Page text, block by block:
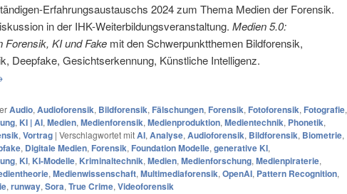
Erfahrungsaustauschs 2024 zum Thema Medien der Forensik.
in der IHK-Weiterbildungsveranstaltung. Medien 5.0:
Forensik, KI und Fake mit den Schwerpunktthemen Bildforensik,
Deepfake, Gesichtserkennung, Künstliche Intelligenz.
Audio, Audioforensik, Bildforensik, Fälschungen, Forensik, Fotoforensik, Fotografie,
, KI | AI, Medien, Medienforensik, Medienproduktion, Medientechnik, Phonetik,
, Vortrag | Verschlagwortet mitAI, Analyse, Audioforensik, Bildforensik, Biometrie,
, Digitale Medien, Forensik, Foundation Modelle, generative KI,
, KI, KI-Modelle, Kriminaltechnik, Medien, Medienforschung, Medienpiraterie,
, Medienwissenschaft, Multimediaforensik, OpenAI, Pattern Recognition,
, runway, Sora, True Crime, Videoforensik